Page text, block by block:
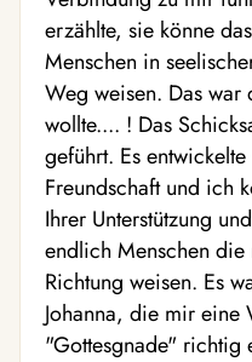
erzählte, sie könne
Menschen in
Weg weisen. Das
wollte.... ! Das
geführt. Es
Freundschaft und ich
Ihrer Unterstützung
endlich Menschen
Richtung weisen. Es
Johanna, die mir
"Gottesgnade" richtig